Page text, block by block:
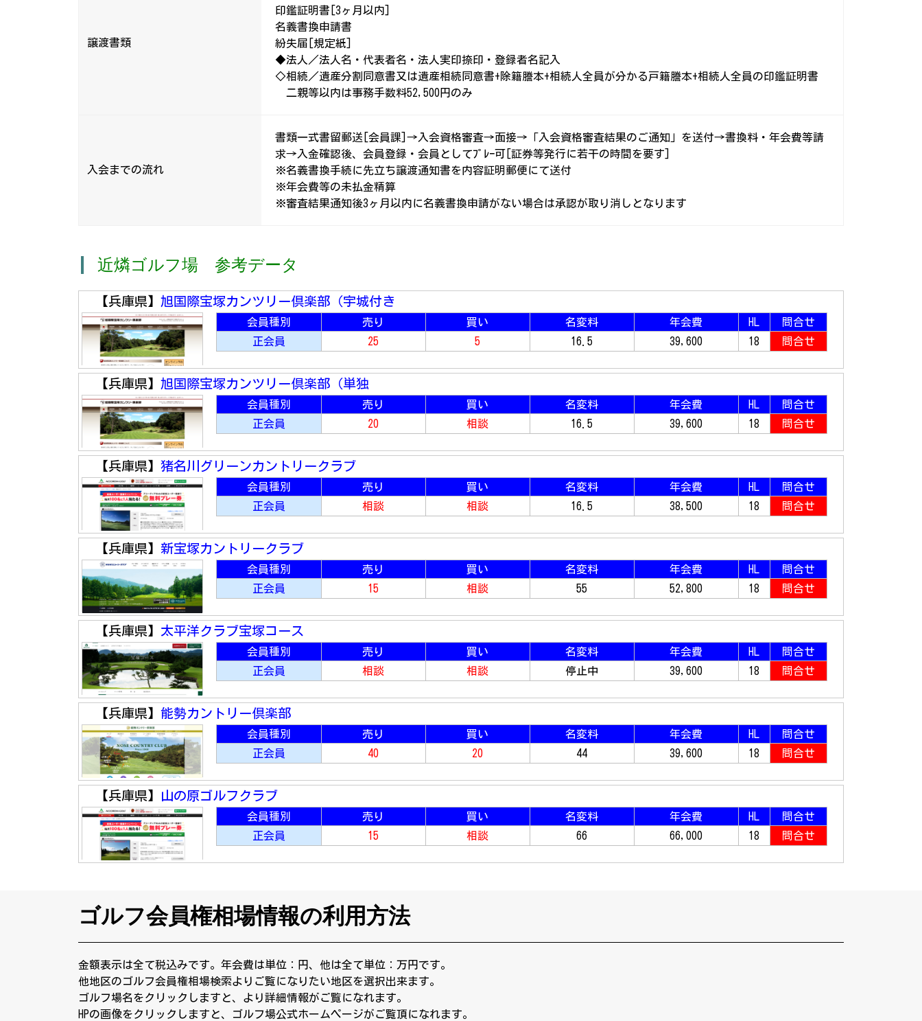
譲渡書類
印鑑証明書[3ヶ月以内]
名義書換申請書
紛失届[規定紙]
◆法人／法人名・代表者名・法人実印捺印・登録者名記入
◇相続／遺産分割同意書又は遺産相続同意書+除籍謄本+相続人全員が分かる戸籍謄本+相続人全員の印鑑証明書
二親等以内は事務手数料52,500円のみ
入会までの流れ
書類一式書留郵送[会員課]→入会資格審査→面接→「入会資格審査結果のご通知」を送付→書換料・年会費等請
求→入金確認後、会員登録・会員としてﾌﾟﾚｰ可[証券等発行に若干の時間を要す]
※名義書換手続に先立ち譲渡通知書を内容証明郵便にて送付
※年会費等の未払金精算
※審査結果通知後3ヶ月以内に名義書換申請がない場合は承認が取り消しとなります
近燐ゴルフ場 参考データ
【兵庫県】 旭国際宝塚カンツリー倶楽部（宇城付き
会員種別 売り 買い 名変料 年会費 HL
問合せ
正会員
25 5 16.5 39,600 18 問合せ
【兵庫県】 旭国際宝塚カンツリー倶楽部（単独
会員種別 売り 買い 名変料 年会費 HL
問合せ
正会員
20 相談 16.5 39,600 18 問合せ
【兵庫県】 猪名川グリーンカントリークラブ
会員種別 売り 買い 名変料 年会費 HL
問合せ
正会員
相談 相談 16.5 38,500 18 問合せ
【兵庫県】 新宝塚カントリークラブ
会員種別 売り 買い 名変料 年会費 HL
問合せ
正会員
15 相談 55 52,800 18 問合せ
【兵庫県】 太平洋クラブ宝塚コース
会員種別 売り 買い 名変料 年会費 HL
問合せ
正会員
相談 相談 停止中 39,600 18 問合せ
【兵庫県】 能勢カントリー倶楽部
会員種別 売り 買い 名変料 年会費 HL
問合せ
正会員
40 20 44 39,600 18 問合せ
【兵庫県】 山の原ゴルフクラブ
会員種別 売り 買い 名変料 年会費 HL
問合せ
正会員
15 相談 66 66,000 18 問合せ
ゴルフ会員権相場情報の利用方法
金額表示は全て税込みです。年会費は単位：円、他は全て単位：万円です。
他地区のゴルフ会員権相場検索よりご覧になりたい地区を選択出来ます。
ゴルフ場名をクリックしますと、より詳細情報がご覧になれます。
HPの画像をクリックしますと、ゴルフ場公式ホームページがご覧頂になれます。